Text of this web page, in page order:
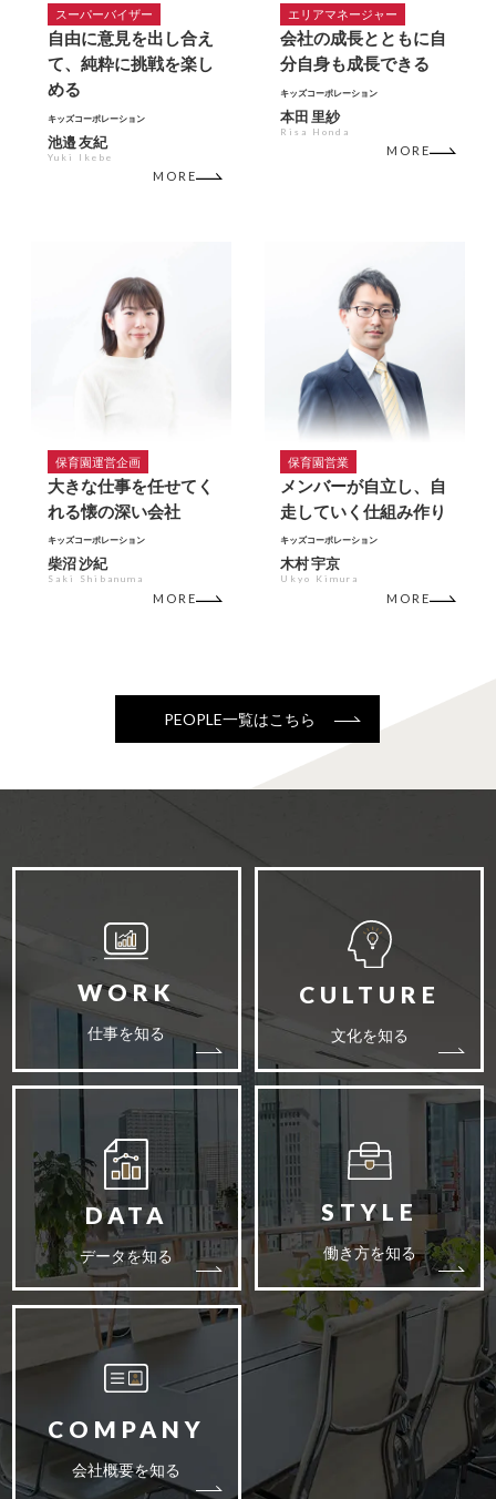
スーパーバイザー
自由に意見を出し合え
て、純粋に挑戦を楽し
める
キッズコーポレーション
池邉 友紀
Yuki Ikebe
MORE
エリアマネージャー
会社の成長とともに自
分自身も成長できる
キッズコーポレーション
本田 里紗
Risa Honda
MORE
保育園運営企画
大きな仕事を任せてく
れる懐の深い会社
キッズコーポレーション
柴沼 沙紀
Saki Shibanuma
MORE
保育園営業
メンバーが自立し、自
走していく仕組み作り
キッズコーポレーション
木村 宇京
Ukyo Kimura
MORE
PEOPLE一覧はこちら
仕事を知る 文化を知る
データを知る 働き方を知る
会社概要を知る